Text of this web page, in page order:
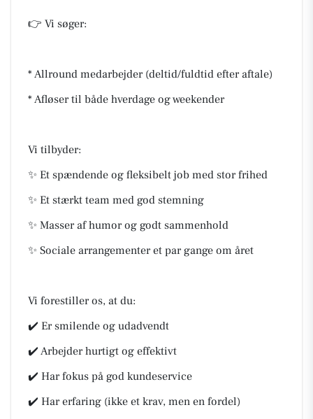
👉 Vi søger:
* Allround medarbejder (deltid/fuldtid efter aftale)
* Afløser til både hverdage og weekender
Vi tilbyder:
✨ Et spændende og fleksibelt job med stor frihed
✨ Et stærkt team med god stemning
✨ Masser af humor og godt sammenhold
✨ Sociale arrangementer et par gange om året
Vi forestiller os, at du:
✔️ Er smilende og udadvendt
✔️ Arbejder hurtigt og effektivt
✔️ Har fokus på god kundeservice
✔️ Har erfaring (ikke et krav, men en fordel)